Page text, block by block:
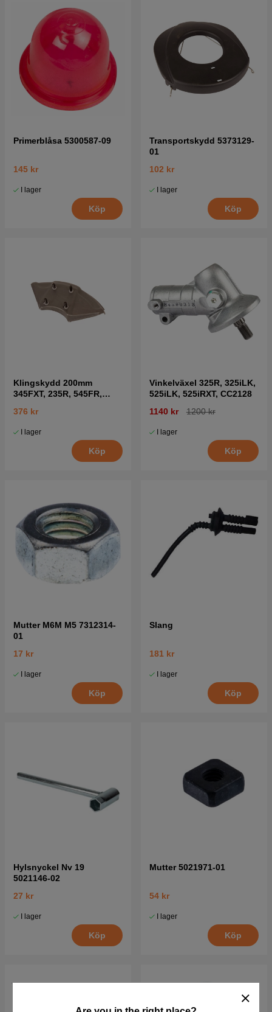
Primerblåsa 5300587-09
145 kr
I lager
Köp
Transportskydd 5373129-
01
102 kr
I lager
Köp
Klingskydd 200mm
345FXT, 235R, 545FR,
376 kr
I lager
Köp
Vinkelväxel 325R, 325iLK,
525iLK, 525iRXT, CC2128
1140 kr
1200 kr
I lager
Köp
Mutter M6M M5 7312314-
01
17 kr
I lager
Köp
Slang
181 kr
I lager
Köp
Hylsnyckel Nv 19
5021146-02
27 kr
I lager
Köp
Mutter 5021971-01
54 kr
I lager
Köp